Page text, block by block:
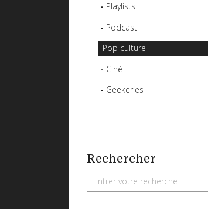
Playlists
Podcast
Pop culture
Ciné
Geekeries
Rechercher